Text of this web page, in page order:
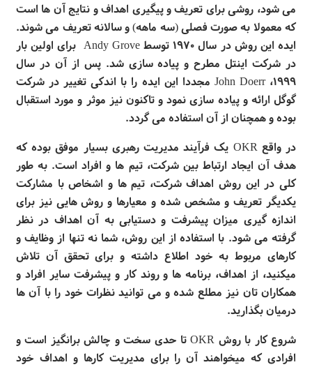
می شود، روشی برای تعریف و پیگیری اهداف و نتایج آن ها است
که معمولا به صورت فصلی (سه ماهه) و سالانه تعریف میشوند.
ایده این روش در سال ۱۹۷۰ توسط
Andy Grove برای اولین بار
در شرکت اینتل مطرح و پیاده سازی شد. پس از آن در سال
۱۹۹۹، John Doerr مجددا این ایده را با اندکی تغییر در شرکت
گوگل ارائه و پیاده سازی نمود و تاکنون نیز موثر و مورد استقبال
بوده و همچنان از آن استفاده میگردد.
در واقع OKR یک فرآیند مدیریت رهبری بسیار موفق بوده که
هدف آن ایجاد ارتباط بین شرکت، تیم ها و افراد است. به طور
کلی در این روش اهداف شرکت، تیم ها و اشخاص با مشارکت
یکدیگر تعریف و مشخص شده و معیارها و روش هایی نیز برای
اندازه گیری میزان پیشرفت و دستیابی به آن اهداف در نظر
گرفته می شود. با استفاده از این روش،‌ شما نه تنها از وظایف و
کارهای مربوط به خود اطلاع داشته و برای تحقق آن تلاش
میکنید، از اهداف، برنامه ها و روند کار و پیشرفت سایر افراد و
همکاران تان نیز مطلع شده و می توانید نظرات خود را با آن ها
درمیان بگذارید.
شروع کار با روش OKRتا حدی سخت و چالش برانگیز است و
افرادی که میخواهند آن را برای مدیریت کارها و اهداف خود